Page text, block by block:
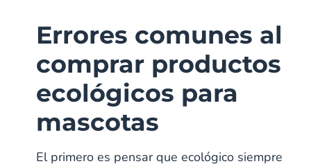
Errores comunes al
comprar productos
ecológicos para
mascotas
El primero es pensar que ecológico siempre